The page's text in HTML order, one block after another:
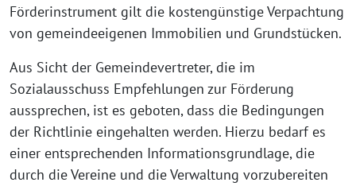
Förderinstrument gilt die kostengünstige Verpachtung
von gemeindeeigenen Immobilien und Grundstücken.
Aus Sicht der Gemeindevertreter, die im
Sozialausschuss Empfehlungen zur Förderung
aussprechen, ist es geboten, dass die Bedingungen
der Richtlinie eingehalten werden. Hierzu bedarf es
einer entsprechenden Informationsgrundlage, die
durch die Vereine und die Verwaltung vorzubereiten